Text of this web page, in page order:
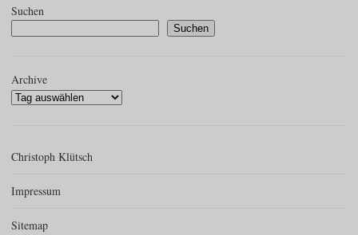
Suchen
Suchen
Archive
Christoph Klütsch
Impressum
Sitemap